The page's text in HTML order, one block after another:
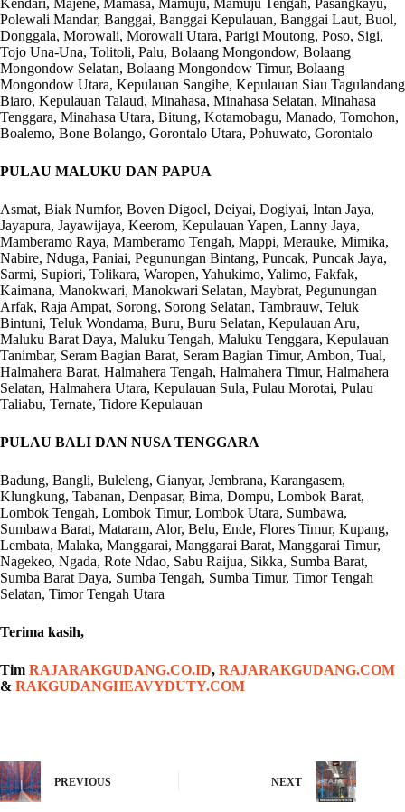
Polewali Mandar, Banggai, Banggai Kepulauan, Banggai Laut, Buol,
Donggala, Morowali, Morowali Utara, Parigi Moutong, Poso, Sigi,
Tojo Una-Una, Tolitoli, Palu, Bolaang Mongondow, Bolaang
Mongondow Selatan, Bolaang Mongondow Timur, Bolaang
Mongondow Utara, Kepulauan Sangihe, Kepulauan Siau Tagulandang
Biaro, Kepulauan Talaud, Minahasa, Minahasa Selatan, Minahasa
Tenggara, Minahasa Utara, Bitung, Kotamobagu, Manado, Tomohon,
Boalemo, Bone Bolango, Gorontalo Utara, Pohuwato, Gorontalo
PULAU MALUKU DAN PAPUA
Asmat, Biak Numfor, Boven Digoel, Deiyai, Dogiyai, Intan Jaya,
Jayapura, Jayawijaya, Keerom, Kepulauan Yapen, Lanny Jaya,
Mamberamo Raya, Mamberamo Tengah, Mappi, Merauke, Mimika,
Nabire, Nduga, Paniai, Pegunungan Bintang, Puncak, Puncak Jaya,
Sarmi, Supiori, Tolikara, Waropen, Yahukimo, Yalimo, Fakfak,
Kaimana, Manokwari, Manokwari Selatan, Maybrat, Pegunungan
Arfak, Raja Ampat, Sorong, Sorong Selatan, Tambrauw, Teluk
Bintuni, Teluk Wondama, Buru, Buru Selatan, Kepulauan Aru,
Maluku Barat Daya, Maluku Tengah, Maluku Tenggara, Kepulauan
Tanimbar, Seram Bagian Barat, Seram Bagian Timur, Ambon, Tual,
Halmahera Barat, Halmahera Tengah, Halmahera Timur, Halmahera
Selatan, Halmahera Utara, Kepulauan Sula, Pulau Morotai, Pulau
Taliabu, Ternate, Tidore Kepulauan
PULAU BALI DAN NUSA TENGGARA
Badung, Bangli, Buleleng, Gianyar, Jembrana, Karangasem,
Klungkung, Tabanan, Denpasar, Bima, Dompu, Lombok Barat,
Lombok Tengah, Lombok Timur, Lombok Utara, Sumbawa,
Sumbawa Barat, Mataram, Alor, Belu, Ende, Flores Timur, Kupang,
Lembata, Malaka, Manggarai, Manggarai Barat, Manggarai Timur,
Nagekeo, Ngada, Rote Ndao, Sabu Raijua, Sikka, Sumba Barat,
Sumba Barat Daya, Sumba Tengah, Sumba Timur, Timor Tengah
Selatan, Timor Tengah Utara
Terima kasih,
Tim RAJARAKGUDANG.CO.ID, RAJARAKGUDANG.COM
& RAKGUDANGHEAVYDUTY.COM
PREVIOUS NEXT